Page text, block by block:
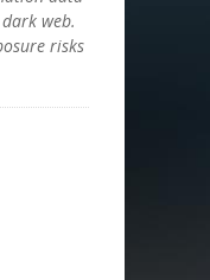
web.
risks